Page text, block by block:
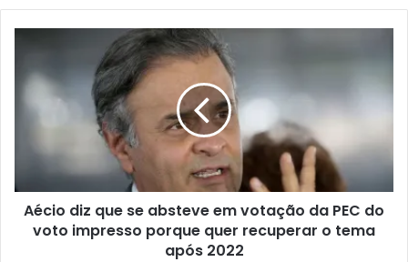
Aécio diz que se absteve em votação da PEC do
voto impresso porque quer recuperar o tema
após 2022